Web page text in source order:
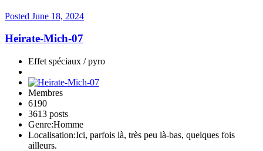
Posted June 18, 2024
Heirate-Mich-07
Effet spéciaux / pyro
Membres
6190
3613 posts
Genre:Homme
Localisation:Ici, parfois là, très peu là-bas, quelques fois
ailleurs.